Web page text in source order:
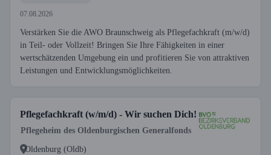
07.08.2026
Verstärken Sie die AWO Braunschweig als Pflegefachkraft (m/w/d)
in Teil- oder Vollzeit! Bringen Sie Ihre Fähigkeiten in einer
wertschätzenden Umgebung ein und profitieren Sie von attraktiven
Leistungen und Entwicklungsmöglichkeiten.
Pflegefachkraft (w/m/d) - Wir suchen Dich!
Pflegeheim des Oldenburgischen Generalfonds
Oldenburg (Oldb)